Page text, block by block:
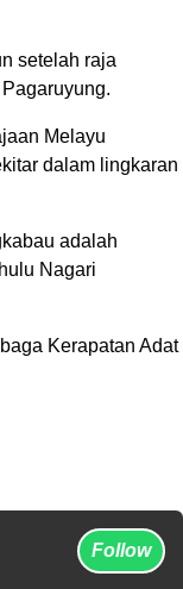
setelah raja
Melayu
dalam lingkaran
adalah
Nagari
Kerapatan Adat
Follow